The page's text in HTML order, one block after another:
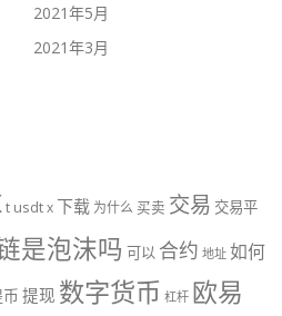
2021年5月
2021年3月
t usdtx下载 为什么 买卖 交易 交易平
是泡沫吗 可以 合约 地址 如何
提现 数字货币 杠杆 欧易